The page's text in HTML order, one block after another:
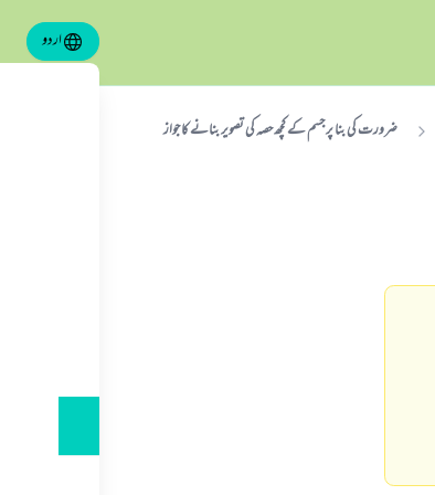
اردو
ضرورت كى بنا پر جسم كے كچھ حصہ كى تصوير بنانے كا جواز